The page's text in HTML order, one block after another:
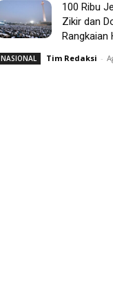
100 Ribu
Zikir dan
Rangkaian
NASIONAL Tim Redaksi -